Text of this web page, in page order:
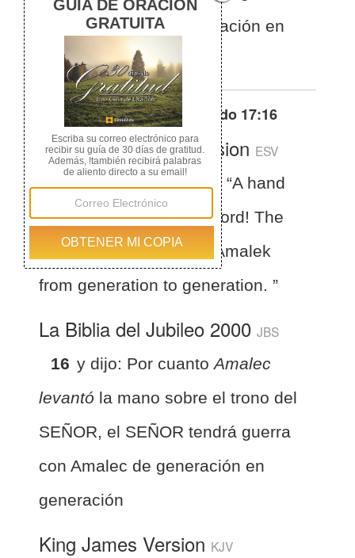
contra Amalec de generación en
generación.
Otras traducciones de Éxodo 17:16
English Standard Version ESV
Exodus 17:16 saying, “A hand
upon the throne of the Lord! The
Lord will have war with Amalek
from generation to generation. ”
La Biblia del Jubileo 2000 JBS
16 y dijo: Por cuantoAmalec
levantó la mano sobre el trono del
SEÑOR, el SEÑOR tendrá guerra
con Amalec de generación en
generación
King James Version KJV